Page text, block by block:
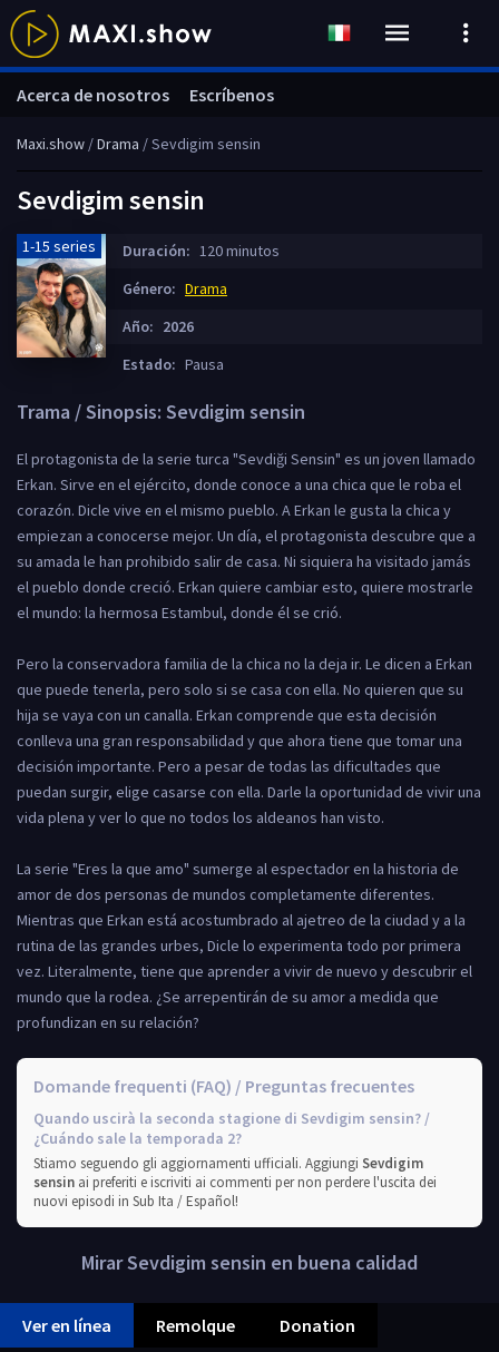
Maxi.show /Drama / Sevdigim sensin
Sevdigim sensin
1-15 series Duración: 120 minutos
Género: Drama
Año: 2026
Estado: Pausa
Trama / Sinopsis: Sevdigim sensin
El protagonista de la serie turca "Sevdiği Sensin" es un joven llamado
Erkan. Sirve en el ejército, donde conoce a una chica que le roba el
corazón. Dicle vive en el mismo pueblo. A Erkan le gusta la chica y
empiezan a conocerse mejor. Un día, el protagonista descubre que a
su amada le han prohibido salir de casa. Ni siquiera ha visitado jamás
el pueblo donde creció. Erkan quiere cambiar esto, quiere mostrarle
el mundo: la hermosa Estambul, donde él se crió.
Pero la conservadora familia de la chica no la deja ir. Le dicen a Erkan
que puede tenerla, pero solo si se casa con ella. No quieren que su
hija se vaya con un canalla. Erkan comprende que esta decisión
conlleva una gran responsabilidad y que ahora tiene que tomar una
decisión importante. Pero a pesar de todas las dificultades que
puedan surgir, elige casarse con ella. Darle la oportunidad de vivir una
vida plena y ver lo que no todos los aldeanos han visto.
La serie "Eres la que amo" sumerge al espectador en la historia de
amor de dos personas de mundos completamente diferentes.
Mientras que Erkan está acostumbrado al ajetreo de la ciudad y a la
rutina de las grandes urbes, Dicle lo experimenta todo por primera
vez. Literalmente, tiene que aprender a vivir de nuevo y descubrir el
mundo que la rodea. ¿Se arrepentirán de su amor a medida que
profundizan en su relación?
Domande frequenti (FAQ) / Preguntas frecuentes
Quando uscirà la seconda stagione di Sevdigim sensin? /
¿Cuándo sale la temporada 2?
Stiamo seguendo gli aggiornamenti ufficiali. Aggiungi Sevdigim
sensin ai preferiti e iscriviti ai commenti per non perdere l'uscita dei
nuovi episodi in Sub Ita / Español!
Mirar Sevdigim sensin en buena calidad
Ver en línea Remolque Donation
Acerca de nosotros Escríbenos